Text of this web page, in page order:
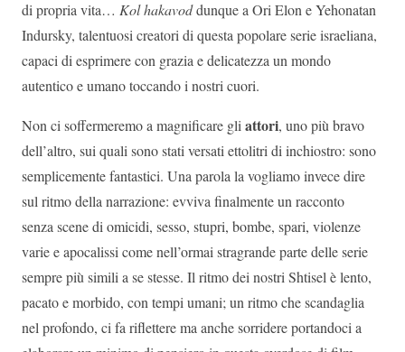
di propria vita… Kol hakavoddunque a Ori Elon e Yehonatan
Indursky, talentuosi creatori di questa popolare serie israeliana,
capaci di esprimere con grazia e delicatezza un mondo
autentico e umano toccando i nostri cuori.
Non ci soffermeremo a magnificare gliattori, uno più bravo
dell’altro, sui quali sono stati versati ettolitri di inchiostro: sono
semplicemente fantastici. Una parola la vogliamo invece dire
sul ritmo della narrazione: evviva finalmente un racconto
senza scene di omicidi, sesso, stupri, bombe, spari, violenze
varie e apocalissi come nell’ormai stragrande parte delle serie
sempre più simili a se stesse. Il ritmo dei nostri Shtisel è lento,
pacato e morbido, con tempi umani; un ritmo che scandaglia
nel profondo, ci fa riflettere ma anche sorridere portandoci a